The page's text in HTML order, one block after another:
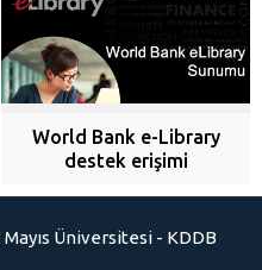
World Bank e-Library
destek erişimi
Üniversitesi - KDDB